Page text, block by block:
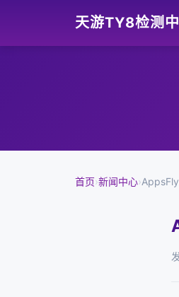
天游TY8检测
首页›新闻中心›